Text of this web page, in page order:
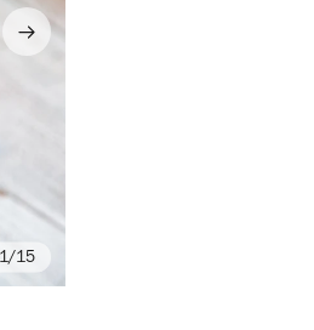
/15